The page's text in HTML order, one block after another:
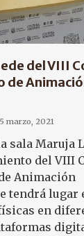
del VIII
de
marzo, 2021
sala Maruja
del VIII
Animación
tendrá lugar
en